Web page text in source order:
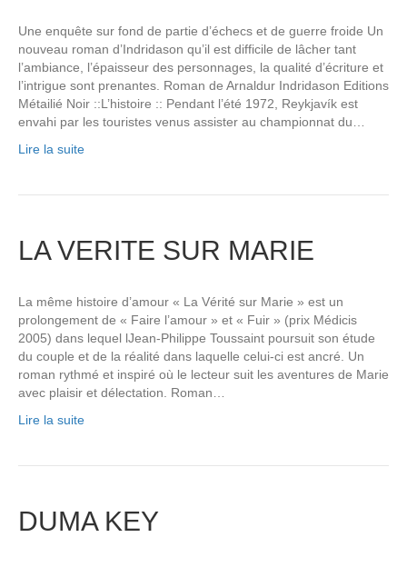
Une enquête sur fond de partie d’échecs et de guerre froide Un
nouveau roman d’Indridason qu’il est difficile de lâcher tant
l’ambiance, l’épaisseur des personnages, la qualité d’écriture et
l’intrigue sont prenantes. Roman de Arnaldur Indridason Editions
Métailié Noir ::L’histoire :: Pendant l’été 1972, Reykjavík est
envahi par les touristes venus assister au championnat du…
Lire la suite
LA VERITE SUR MARIE
La même histoire d’amour « La Vérité sur Marie » est un
prolongement de « Faire l’amour » et « Fuir » (prix Médicis
2005) dans lequel lJean-Philippe Toussaint poursuit son étude
du couple et de la réalité dans laquelle celui-ci est ancré. Un
roman rythmé et inspiré où le lecteur suit les aventures de Marie
avec plaisir et délectation. Roman…
Lire la suite
DUMA KEY